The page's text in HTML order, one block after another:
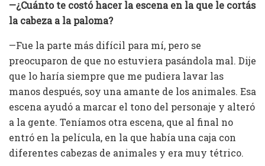
—¿Cuánto te costó hacer la escena en la que le cortás
la cabeza a la paloma?
—Fue la parte más difícil para mí, pero se
preocuparon de que no estuviera pasándola mal. Dije
que lo haría siempre que me pudiera lavar las
manos después, soy una amante de los animales. Esa
escena ayudó a marcar el tono del personaje y alteró
a la gente. Teníamos otra escena, que al final no
entró en la película, en la que había una caja con
diferentes cabezas de animales y era muy tétrico.